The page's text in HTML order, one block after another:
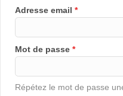
Adresse email *
Mot de passe *
Répétez le mot de passe